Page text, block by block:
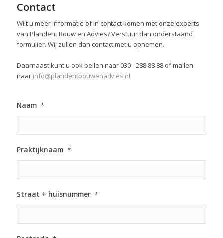
Contact
Wilt u meer informatie of in contact komen met onze experts
van Plandent Bouw en Advies? Verstuur dan onderstaand
formulier. Wij zullen dan contact met u opnemen.
Daarnaast kunt u ook bellen naar 030 - 288 88 88 of mailen
naar info@plandentbouwenadvies.nl.
Naam *
Praktijknaam *
Straat + huisnummer *